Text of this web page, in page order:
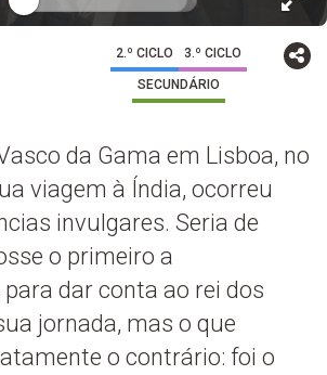
2.º CICLO 3.º CICLO
SECUNDÁRIO
da Gama em Lisboa, no
viagem à Índia, ocorreu
invulgares. Seria de
o primeiro a
dar conta ao rei dos
jornada, mas o que
o contrário: foi o